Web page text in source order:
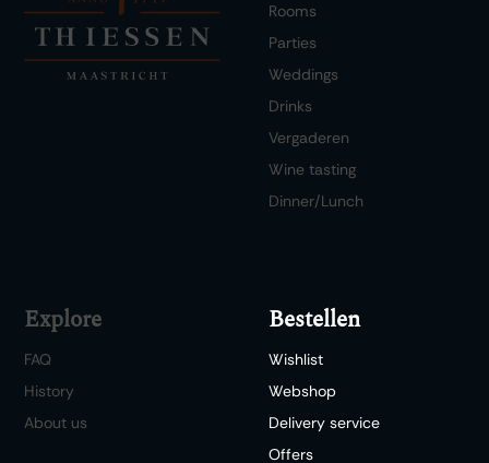
Rooms
Parties
Weddings
Drinks
Vergaderen
Wine tasting
Dinner/Lunch
Explore
FAQ
History
About us
Bestellen
Wishlist
Webshop
Delivery service
Offers